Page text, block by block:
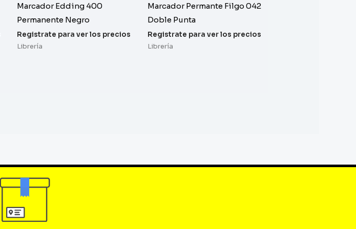
Marcador Edding 400
Permanente Negro
Registrate para ver los precios
Librería
Marcador Permante Filgo 042
Doble Punta
Registrate para ver los precios
Librería